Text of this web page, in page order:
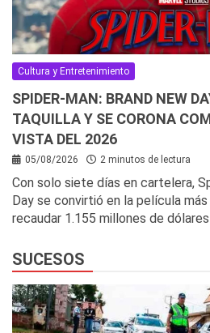
Cultura y Entretenimiento
SPIDER-MAN: BRAND NEW
TAQUILLA Y SE CORONA
VISTA DEL 2026
05/08/2026 2 minutos de lectura
Con solo siete días en cartelera,
Day se convirtió en la película
recaudar 1.155 millones de dólares
SUCESOS